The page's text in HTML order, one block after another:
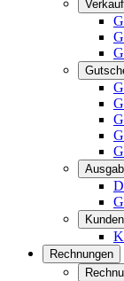
Rechnungen